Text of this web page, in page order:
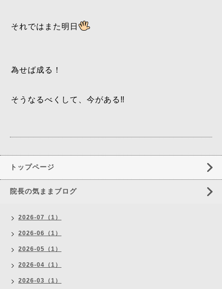
それではまた明日
為せば成る！
そうなるべくして、今がある‼️
トップページ
院長の気ままブログ
2026-07（1）
2026-06（1）
2026-05（1）
2026-04（1）
2026-03（1）